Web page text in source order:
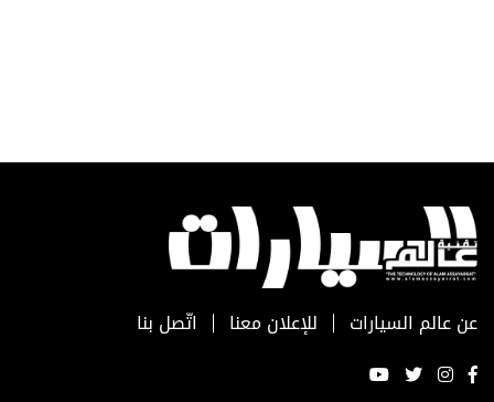
عن عالم السيارات للإعلان معنا اتّصل بنا